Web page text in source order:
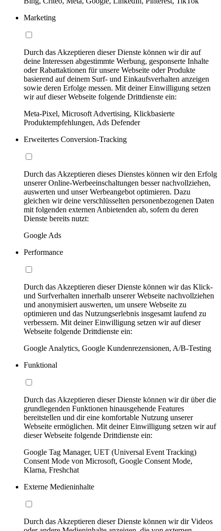
Marketing
Durch das Akzeptieren dieser Dienste können wir dir auf
deine Interessen abgestimmte Werbung, gesponserte Inhalte
oder Rabattaktionen für unsere Webseite oder Produkte
basierend auf deinem Surf- und Einkaufsverhalten anzeigen
sowie deren Erfolge messen. Mit deiner Einwilligung setzen
wir auf dieser Webseite folgende Drittdienste ein:
Meta-Pixel, Microsoft Advertising, Klickbasierte
Produktempfehlungen, Ads Defender
Erweitertes Conversion-Tracking
Durch das Akzeptieren dieses Dienstes können wir den Erfolg
unserer Online-Werbeeinschaltungen besser nachvollziehen,
auswerten und unser Werbeangebot optimieren. Dazu
gleichen wir deine verschlüsselten personenbezogenen Daten
mit folgenden externen Anbietenden ab, sofern du deren
Dienste bereits nutzt:
Google Ads
Performance
Durch das Akzeptieren dieser Dienste können wir das Klick-
und Surfverhalten innerhalb unserer Webseite nachvollziehen
und anonymisiert auswerten, um unsere Webseite zu
optimieren und das Nutzungserlebnis insgesamt laufend zu
verbessern. Mit deiner Einwilligung setzen wir auf dieser
Webseite folgende Drittdienste ein:
Google Analytics, Google Kundenrezensionen, A/B-Testing
Funktional
Durch das Akzeptieren dieser Dienste können wir dir über die
grundlegenden Funktionen hinausgehende Features
bereitstellen und dir eine komfortable Nutzung unserer
Webseite ermöglichen. Mit deiner Einwilligung setzen wir auf
dieser Webseite folgende Drittdienste ein:
Google Tag Manager, UET (Universal Event Tracking)
Consent Mode von Microsoft, Google Consent Mode,
Klarna, Freshchat
Externe Medieninhalte
Durch das Akzeptieren dieser Dienste können wir dir Videos